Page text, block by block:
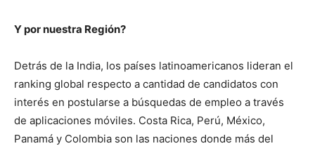
Y por nuestra Región?
Detrás de la India, los países latinoamericanos lideran el
ranking global respecto a cantidad de candidatos con
interés en postularse a búsquedas de empleo a través
de aplicaciones móviles. Costa Rica, Perú, México,
Panamá y Colombia son las naciones donde más del